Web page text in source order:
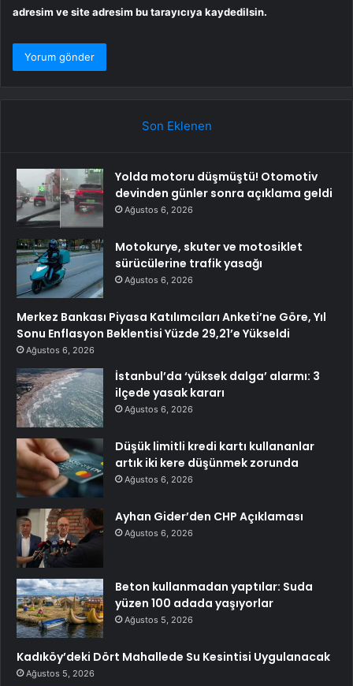
adresim ve site adresim bu tarayıcıya kaydedilsin.
Son Eklenen
Yolda motoru düşmüştü! Otomotiv
devinden günler sonra açıklama geldi
Ağustos 6, 2026
Motokurye, skuter ve motosiklet
sürücülerine trafik yasağı
Ağustos 6, 2026
Merkez Bankası Piyasa Katılımcıları Anketi’ne Göre, Yıl
Sonu Enflasyon Beklentisi Yüzde 29,21’e Yükseldi
Ağustos 6, 2026
İstanbul’da ‘yüksek dalga’ alarmı: 3
ilçede yasak kararı
Ağustos 6, 2026
Düşük limitli kredi kartı kullananlar
artık iki kere düşünmek zorunda
Ağustos 6, 2026
Ayhan Gider’den CHP Açıklaması
Ağustos 6, 2026
Beton kullanmadan yaptılar: Suda
yüzen 100 adada yaşıyorlar
Ağustos 5, 2026
Kadıköy’deki Dört Mahallede Su Kesintisi Uygulanacak
Ağustos 5, 2026